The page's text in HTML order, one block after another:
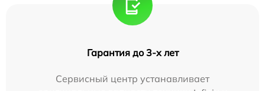
Гарантия до 3-х лет
Сервисный центр устанавливает